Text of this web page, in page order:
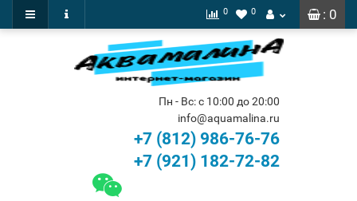
: 0
0 0
Пн - Вс: с 10:00 до 20:00
info@aquamalina.ru
+7 (812) 986-76-76
+7 (921) 182-72-82